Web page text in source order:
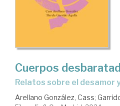
Cuerpos
Relatos sobre el desamor
Arellano González, Cass;